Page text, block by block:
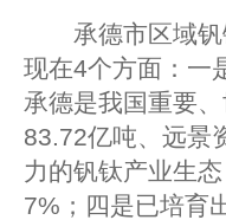
承德市区域钒
现在4个方面：一
承德是我国重要
83.72亿吨、远景
力的钒钛产业生
7%；四是已培育